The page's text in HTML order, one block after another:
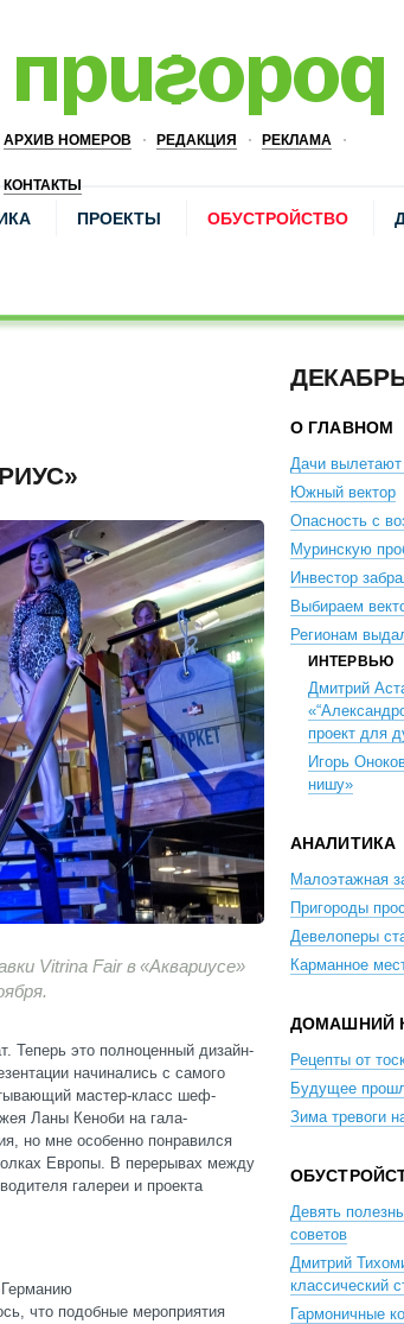
АРХИВ НОМЕРОВ РЕДАКЦИЯ РЕКЛАМА
КОНТАКТЫ
ПРОЕКТЫ ОБУСТРОЙСТВО
Vitrina Fair в «Аквариусе»
Теперь это полноценный дизайн-
начинались с самого
мастер-класс шеф-
Ланы Кеноби на гала-
но мне особенно понравился
Европы. В перерывах между
галереи и проекта
что подобные мероприятия
О ГЛАВНОМ
Дачи вылетают
Южный вектор
Опасность с
Муринскую
Инвестор
Выбираем
Регионам
ИНТЕРВЬЮ
Дмитрий
проект для
Игорь
нишу»
АНАЛИТИКА
Малоэтажная
Пригороды
Девелоперы
Карманное
ДОМАШНИЙ
Рецепты от
Будущее
Зима тревоги
Девять
советов
Дмитрий
классический
Гармоничные